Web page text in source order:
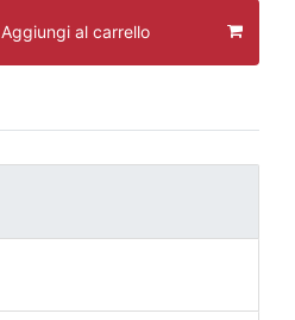
Aggiungi al carrello